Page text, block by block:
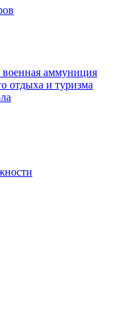
аммуниция
отдыха и туризма